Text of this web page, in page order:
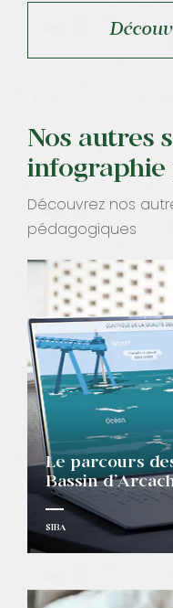
Nos autres
infographie
Découvrez nos
pédagogiques
Le parcours
Bassin
SIBA